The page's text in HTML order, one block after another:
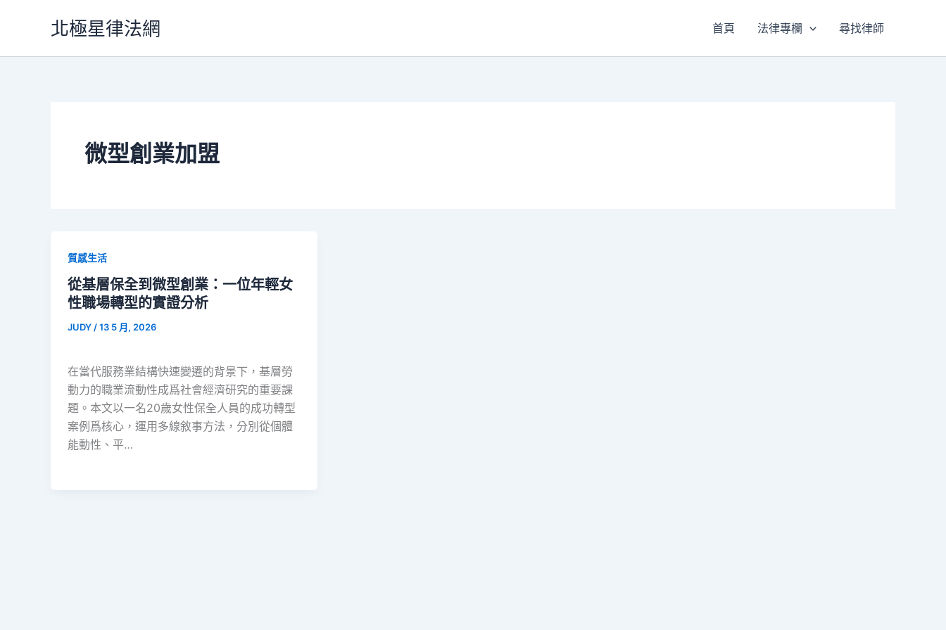
北極星律法網 首頁 法律專欄 尋找律師
微型創業加盟
質感生活
從基層保全到微型創業：一位年輕女
性職場轉型的實證分析
JUDY /13 5 月, 2026
在當代服務業結構快速變遷的背景下，基層勞
動力的職業流動性成爲社會經濟研究的重要課
題。本文以一名20歲女性保全人員的成功轉型
案例爲核心，運用多線敘事方法，分別從個體
能動性、平…